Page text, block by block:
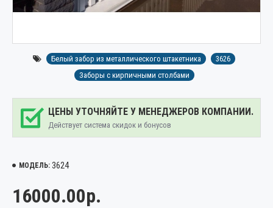
Белый забор из металлического штакетника
3626
Заборы с кирпичными столбами
ЦЕНЫ УТОЧНЯЙТЕ У МЕНЕДЖЕРОВ КОМПАНИИ.
Действует система скидок и бонусов
МОДЕЛЬ: 3624
16000.00р.